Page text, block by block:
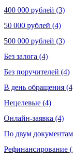
400 000 рублей (3)
50 000 рублей (4)
500 000 рублей (3)
Без залога (4)
Без поручителей (4)
В день обращения
Нецелевые (4)
Онлайн-заявка (4)
По двум
Рефинансирование